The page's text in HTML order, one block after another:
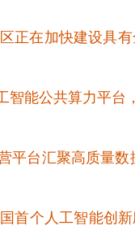
正在加快建设具
智能公共算力平台
台汇聚高质量数
首个人工智能创